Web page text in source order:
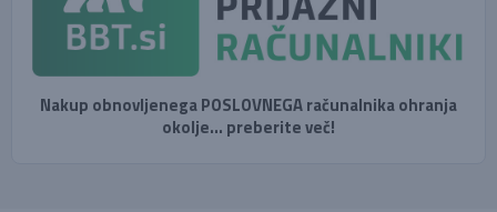
Nakup obnovljenega POSLOVNEGA računalnika ohranja
okolje... preberite več!